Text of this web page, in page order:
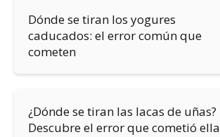
Dónde se tiran los yogures
caducados: el error común que
cometen
¿Dónde se tiran las lacas de uñas?
Descubre el error que cometió ella